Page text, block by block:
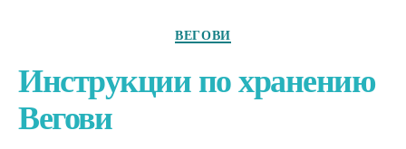
ВЕГОВИ
Инструкции по хранению
Вегови